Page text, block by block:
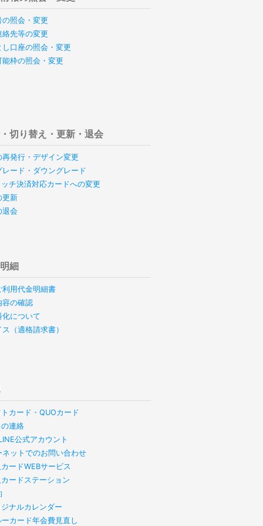
の照会・変更
絡先等の変更
し口座の照会・変更
能枠の照会・変更
切り替え・更新・退会
再発行・デザイン変更
レード・ダウングレード
チ決済対応カードへの変更
更新
退会
細
利用代金明細書
容の確認
化について
（適格請求書）
カード・QUOカード
連絡
公式アカウント
ネットでのお問い合わせ
ードWEBサービス
ードステーション
ナルカレンダー
ーカード年会費見直し